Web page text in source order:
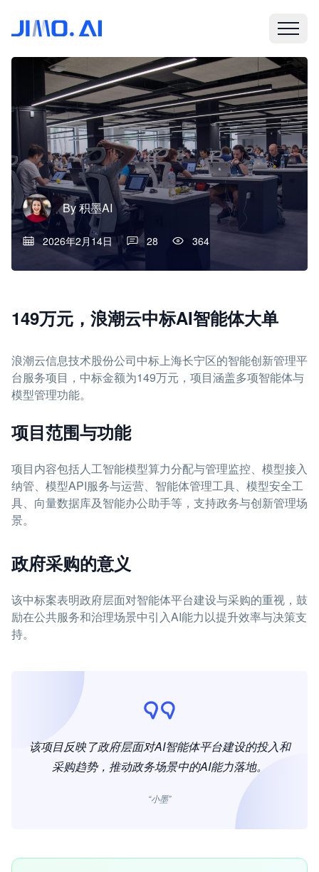
By积墨AI
2026年2月14日 28 364
149万元，浪潮云中标AI智能体大单
浪潮云信息技术股份公司中标上海长宁区的智能创新管理平
台服务项目，中标金额为149万元，项目涵盖多项智能体与
模型管理功能。
项目范围与功能
项目内容包括人工智能模型算力分配与管理监控、模型接入
纳管、模型API服务与运营、智能体管理工具、模型安全工
具、向量数据库及智能办公助手等，支持政务与创新管理场
景。
政府采购的意义
该中标案表明政府层面对智能体平台建设与采购的重视，鼓
励在公共服务和治理场景中引入AI能力以提升效率与决策支
持。
该项目反映了政府层面对AI智能体平台建设的投入和
采购趋势，推动政务场景中的AI能力落地。
“小墨”